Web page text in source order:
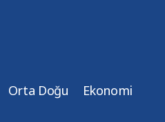
Orta Doğu Ekonomi